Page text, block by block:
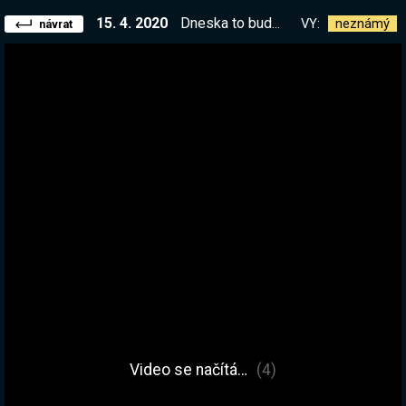
návrat 15. 4. 2020 Dneska to bude ... OSTRÝ(V) VY: neznámý
Video se načítá… (4)